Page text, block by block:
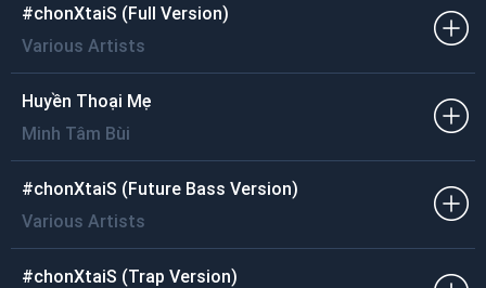
#chonXtaiS (Full Version)
Various Artists
Huyền Thoại Mẹ
Minh Tâm Bùi
#chonXtaiS (Future Bass Version)
Various Artists
#chonXtaiS (Trap Version)